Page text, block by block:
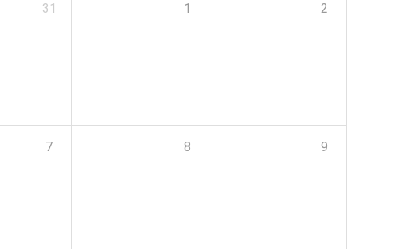
31 1 2
7 8 9